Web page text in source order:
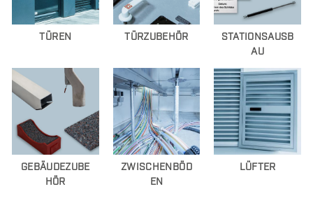
TÜREN TÜRZUBEHÖR
STATIONSAUSB
AU
GEBÄUDEZUBE
HÖR
ZWISCHENBÖD
EN
LÜFTER